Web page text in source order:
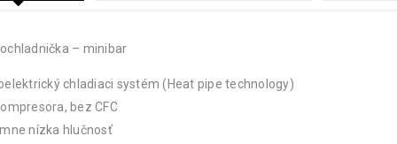
– minibar
chladiaci systém (Heat pipe technology)
bez CFC
nízka hlučnosť